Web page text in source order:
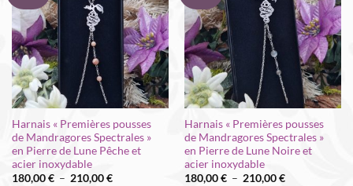
Harnais « Premières pousses
de Mandragores Spectrales »
en Pierre de Lune Pêche et
acier inoxydable
180,00€ – 210,00€Plage
Harnais « Premières pousses
de Mandragores Spectrales »
en Pierre de Lune Noire et
acier inoxydable
180,00€ – 210,00€Plage